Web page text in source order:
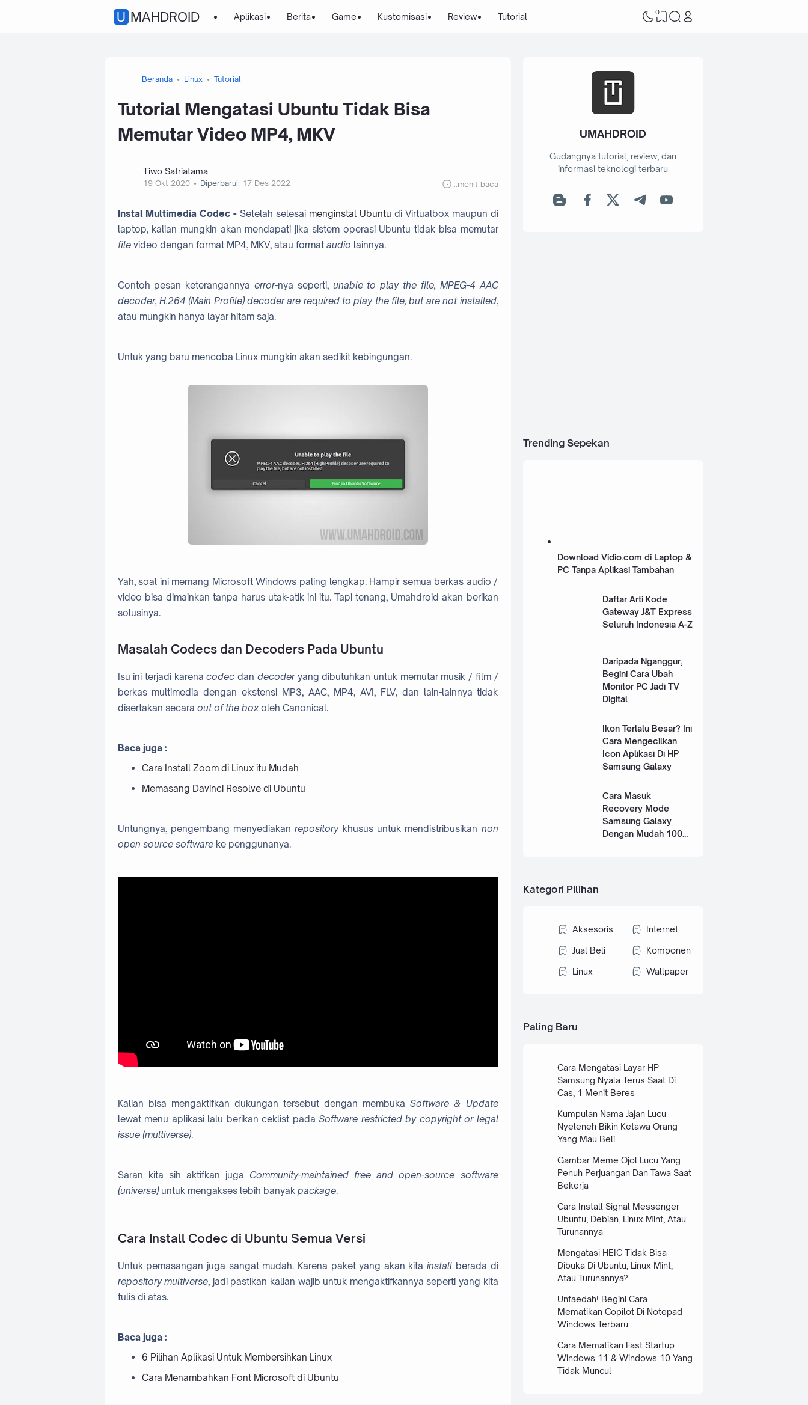
UMAHDROID Aplikasi Berita Game Kustomisasi Review Tutorial 0
Beranda Linux Tutorial
Tutorial Mengatasi Ubuntu Tidak Bisa
Memutar Video MP4, MKV
Tiwo Satriatama
19 Okt 2020 Diperbarui: 17 Des 2022 menit baca
Instal Multimedia Codec - Setelah selesai menginstal Ubuntu di Virtualbox maupun di
laptop, kalian mungkin akan mendapati jika sistem operasi Ubuntu tidak bisa memutar
filevideo dengan format MP4, MKV, atau format audio lainnya.
Contoh pesan keterangannya error-nya seperti, unable to play the file, MPEG-4 AAC
decoder, H.264 (Main Profile) decoder are required to play the file, but are not installed,
atau mungkin hanya layar hitam saja.
Untuk yang baru mencoba Linux mungkin akan sedikit kebingungan.
Yah, soal ini memang Microsoft Windows paling lengkap. Hampir semua berkas audio /
video bisa dimainkan tanpa harus utak-atik ini itu. Tapi tenang, Umahdroid akan berikan
solusinya.
Masalah Codecs dan Decoders Pada Ubuntu
Isu ini terjadi karenacodec dan decoderyang dibutuhkan untuk memutar musik / film /
berkas multimedia dengan ekstensi MP3, AAC, MP4, AVI, FLV, dan lain-lainnya tidak
disertakan secara out of the boxoleh Canonical.
Baca juga :
Cara Install Zoom di Linux itu Mudah
Memasang Davinci Resolve di Ubuntu
Untungnya, pengembang menyediakanrepositorykhusus untuk mendistribusikan non
open source softwareke penggunanya.
Kalian bisa mengaktifkan dukungan tersebut dengan membukaSoftware & Update
lewat menu aplikasi lalu berikan ceklist pada Software restricted by copyright or legal
issue (multiverse).
Saran kita sih aktifkan juga Community-maintained free and open-source software
(universe)untuk mengakses lebih banyak package.
Cara Install Codec di Ubuntu Semua Versi
Untuk pemasangan juga sangat mudah. Karena paket yang akan kitainstall berada di
repository multiverse, jadi pastikan kalian wajib untuk mengaktifkannya seperti yang kita
tulis di atas.
Baca juga :
6 Pilihan Aplikasi Untuk Membersihkan Linux
Cara Menambahkan Font Microsoft di Ubuntu
UMAHDROID
Gudangnya tutorial, review, dan
informasi teknologi terbaru
Trending Sepekan
Download Vidio.com di Laptop &
PC Tanpa Aplikasi Tambahan
Daftar Arti Kode
Gateway J&T Express
Seluruh Indonesia A-Z
Daripada Nganggur,
Begini Cara Ubah
Monitor PC Jadi TV
Digital
Ikon Terlalu Besar? Ini
Cara Mengecilkan
Icon Aplikasi Di HP
Samsung Galaxy
Cara Masuk
Recovery Mode
Samsung Galaxy
Dengan Mudah 100%
Kategori Pilihan
Aksesoris Internet
Jual Beli Komponen
Linux Wallpaper
Paling Baru
Cara Mengatasi Layar HP
Samsung Nyala Terus Saat Di
Cas, 1 Menit Beres
Kumpulan Nama Jajan Lucu
Nyeleneh Bikin Ketawa Orang
Yang Mau Beli
Gambar Meme Ojol Lucu Yang
Penuh Perjuangan Dan Tawa Saat
Bekerja
Cara Install Signal Messenger
Ubuntu, Debian, Linux Mint, Atau
Turunannya
Mengatasi HEIC Tidak Bisa
Dibuka Di Ubuntu, Linux Mint,
Atau Turunannya?
Unfaedah! Begini Cara
Mematikan Copilot Di Notepad
Windows Terbaru
Cara Mematikan Fast Startup
Windows 11 & Windows 10 Yang
Tidak Muncul